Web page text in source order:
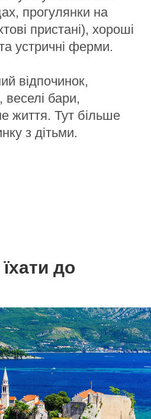
прогулянки на
пристані), хороші
устричні ферми.
відпочинок,
веселі бари,
життя. Тут більше
з дітьми.
до